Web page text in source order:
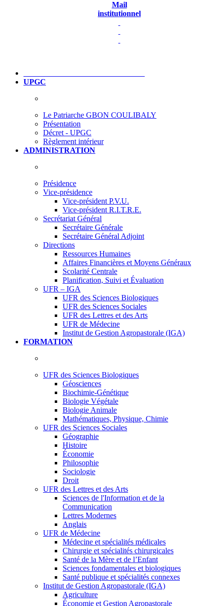
Mail
institutionnel
UPGC
Le Patriarche GBON COULIBALY
Présentation
Décret - UPGC
Règlement intérieur
ADMINISTRATION
Présidence
Vice-présidence
Vice-président P.V.U.
Vice-président R.I.T.R.E.
Secrétariat Général
Secrétaire Générale
Secrétaire Général Adjoint
Directions
Ressources Humaines
Affaires Financières et Moyens Généraux
Scolarité Centrale
Planification, Suivi et Évaluation
UFR – IGA
UFR des Sciences Biologiques
UFR des Sciences Sociales
UFR des Lettres et des Arts
UFR de Médecine
Institut de Gestion Agropastorale (IGA)
FORMATION
UFR des Sciences Biologiques
Géosciences
Biochimie-Génétique
Biologie Végétale
Biologie Animale
Mathématiques, Physique, Chimie
UFR des Sciences Sociales
Géographie
Histoire
Économie
Philosophie
Sociologie
Droit
UFR des Lettres et des Arts
Sciences de l'Information et de la
Communication
Lettres Modernes
Anglais
UFR de Médecine
Médecine et spécialités médicales
Chirurgie et spécialités chirurgicales
Santé de la Mère et de l’Enfant
Sciences fondamentales et biologiques
Santé publique et spécialités connexes
Institut de Gestion Agropastorale (IGA)
Agriculture
Économie et Gestion Agropastorale